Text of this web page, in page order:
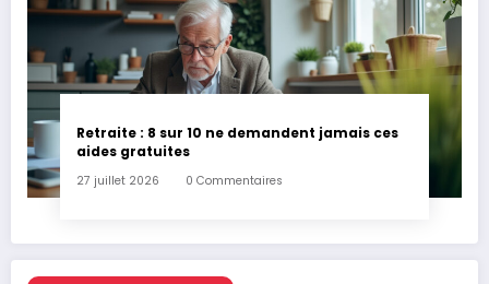
Retraite : 8 sur 10 ne demandent jamais ces
aides gratuites
27 juillet 2026 0 Commentaires